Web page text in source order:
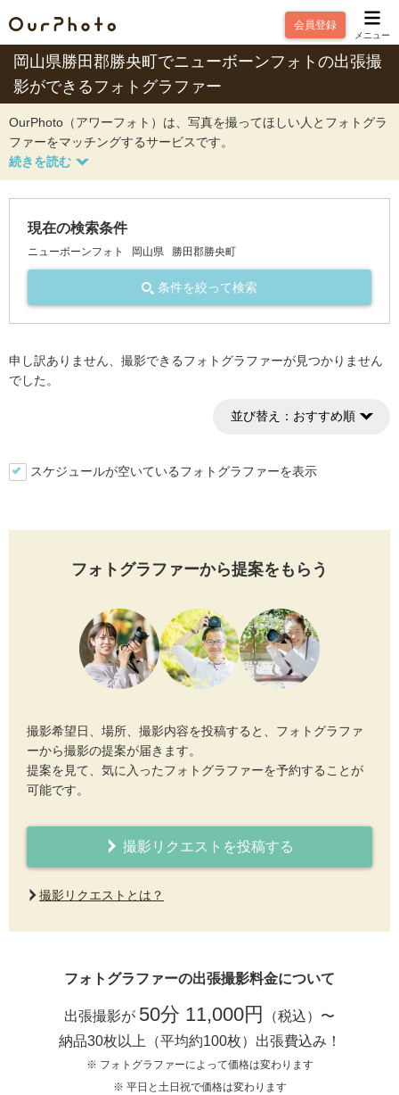
会員登録
メニュー
岡山県勝田郡勝央町でニューボーンフォトの出張撮
影ができるフォトグラファー
OurPhoto（アワーフォト）は、写真を撮ってほしい人とフォトグラ
ファーをマッチングするサービスです。
現在の検索条件
ニューボーンフォト 岡山県 勝田郡勝央町
条件を絞って検索
申し訳ありません、撮影できるフォトグラファーが見つかりません
でした。
並び替え： おすすめ順
スケジュールが空いているフォトグラファーを表示
フォトグラファーから提案をもらう
撮影希望日、場所、撮影内容を投稿すると、フォトグラファ
ーから撮影の提案が届きます。
提案を見て、気に入ったフォトグラファーを予約することが
可能です。
撮影リクエストを投稿する
撮影リクエストとは？
フォトグラファーの出張撮影料金について
出張撮影が 50分 11,000円
（税込）〜
納品30枚以上（平均約100枚）出張費込み！
※ フォトグラファーによって価格は変わります
※ 平日と土日祝で価格は変わります